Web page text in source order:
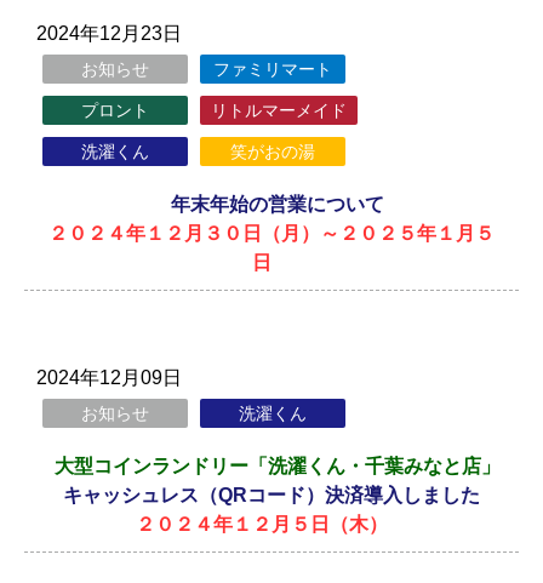
2024年12月23日
お知らせ ファミリマート
プロント リトルマーメイド
洗濯くん 笑がおの湯
年末年始の営業について
２０２４年１２月３０日（月）～２０２５年１月５
日
2024年12月09日
お知らせ 洗濯くん
大型コインランドリー「洗濯くん・千葉みなと店」
キャッシュレス（QRコード）決済導入しました
２０２４年１２月５日（木）